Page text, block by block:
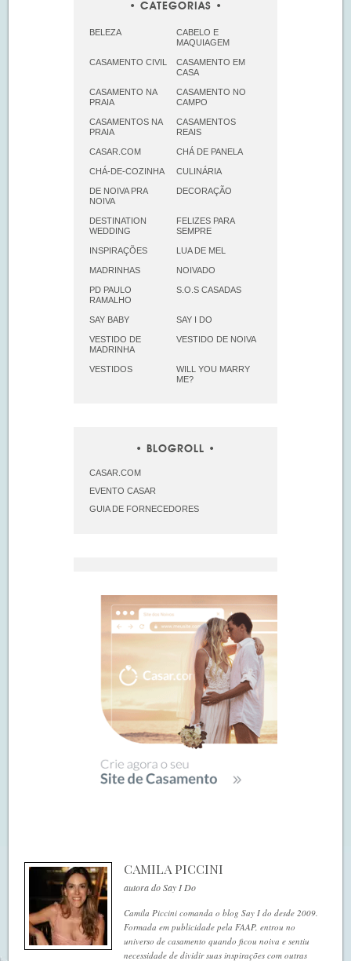
CATEGORIAS
BELEZA
CABELO E
MAQUIAGEM
CASAMENTO CIVIL
CASAMENTO EM
CASA
CASAMENTO NA
PRAIA
CASAMENTO NO
CAMPO
CASAMENTOS NA
PRAIA
CASAMENTOS
REAIS
CASAR.COM CHÁ DE PANELA
CHÁ-DE-COZINHA CULINÁRIA
DE NOIVA PRA
NOIVA
DECORAÇÃO
DESTINATION
WEDDING
FELIZES PARA
SEMPRE
INSPIRAÇÕES LUA DE MEL
MADRINHAS NOIVADO
PD PAULO
RAMALHO
S.O.S CASADAS
SAY BABY SAY I DO
VESTIDO DE
MADRINHA
VESTIDO DE NOIVA
VESTIDOS
WILL YOU MARRY
ME?
BLOGROLL
CASAR.COM
EVENTO CASAR
GUIA DE FORNECEDORES
CAMILA PICCINI
autora do Say I Do
Camila Piccini comanda o blog Say I do desde 2009.
Formada em publicidade pela FAAP, entrou no
universo de casamento quando ficou noiva e sentiu
necessidade de dividir suas inspirações com outras